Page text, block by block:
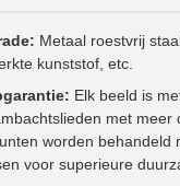
Metaal roestvrij
kunststof, etc.
Elk beeld is
met meer
worden behandeld
voor superieure